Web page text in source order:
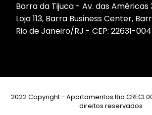
Barra da Tijuca - Av. das Américas
Loja 113, Barra Business Center,
Rio de Janeiro/RJ - CEP: 22631-004
2022 Copyright - Apartamentos Rio CRECI
direitos reservados